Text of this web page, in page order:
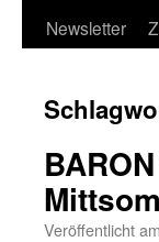
Newsletter
Veröffentlicht am